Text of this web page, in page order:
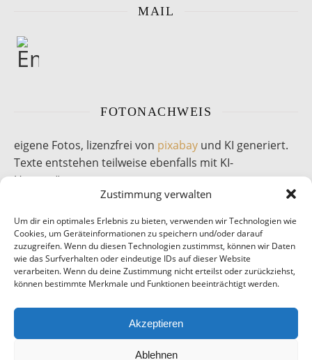
Zustimmung verwalten
Um dir ein optimales Erlebnis zu bieten, verwenden wir Technologien wie
Cookies, um Geräteinformationen zu speichern und/oder darauf
zuzugreifen. Wenn du diesen Technologien zustimmst, können wir Daten
wie das Surfverhalten oder eindeutige IDs auf dieser Website
verarbeiten. Wenn du deine Zustimmung nicht erteilst oder zurückziehst,
können bestimmte Merkmale und Funktionen beeinträchtigt werden.
Akzeptieren
Ablehnen
MAIL
FOTONACHWEIS
eigene Fotos, lizenzfrei von pixabay und KI generiert.
Texte entstehen teilweise ebenfalls mit KI-
Unterstützung.